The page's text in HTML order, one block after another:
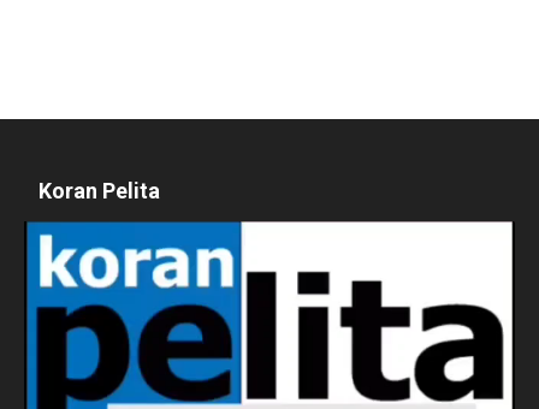
Koran Pelita
Pemutar
Video